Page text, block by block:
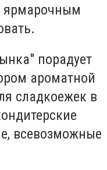
ярмарочным
порадует
ароматной
сладкоежек в
всевозможные